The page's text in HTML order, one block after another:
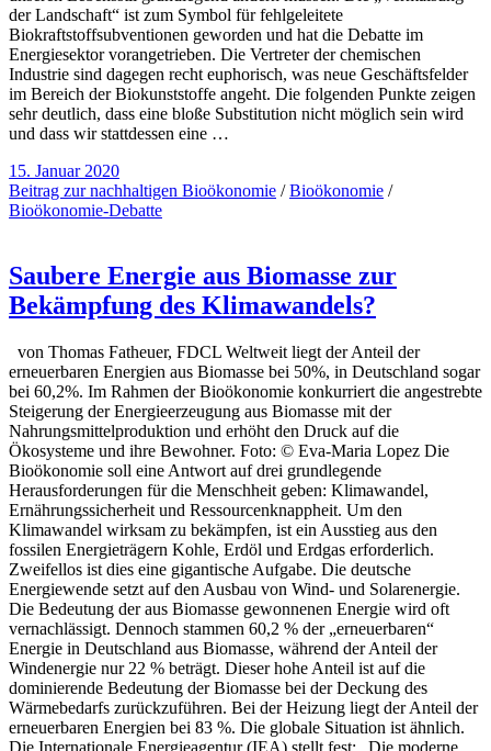
der Landschaft“ ist zum Symbol für fehlgeleitete
Biokraftstoffsubventionen geworden und hat die Debatte im
Energiesektor vorangetrieben. Die Vertreter der chemischen
Industrie sind dagegen recht euphorisch, was neue Geschäftsfelder
im Bereich der Biokunststoffe angeht. Die folgenden Punkte zeigen
sehr deutlich, dass eine bloße Substitution nicht möglich sein wird
und dass wir stattdessen eine …
15. Januar 2020
Beitrag zur nachhaltigen Bioökonomie /Bioökonomie /
Bioökonomie-Debatte
Saubere Energie aus Biomasse zur
Bekämpfung des Klimawandels?
von Thomas Fatheuer, FDCL Weltweit liegt der Anteil der
erneuerbaren Energien aus Biomasse bei 50%, in Deutschland sogar
bei 60,2%. Im Rahmen der Bioökonomie konkurriert die angestrebte
Steigerung der Energieerzeugung aus Biomasse mit der
Nahrungsmittelproduktion und erhöht den Druck auf die
Ökosysteme und ihre Bewohner. Foto: © Eva-Maria Lopez Die
Bioökonomie soll eine Antwort auf drei grundlegende
Herausforderungen für die Menschheit geben: Klimawandel,
Ernährungssicherheit und Ressourcenknappheit. Um den
Klimawandel wirksam zu bekämpfen, ist ein Ausstieg aus den
fossilen Energieträgern Kohle, Erdöl und Erdgas erforderlich.
Zweifellos ist dies eine gigantische Aufgabe. Die deutsche
Energiewende setzt auf den Ausbau von Wind- und Solarenergie.
Die Bedeutung der aus Biomasse gewonnenen Energie wird oft
vernachlässigt. Dennoch stammen 60,2 % der „erneuerbaren“
Energie in Deutschland aus Biomasse, während der Anteil der
Windenergie nur 22 % beträgt. Dieser hohe Anteil ist auf die
dominierende Bedeutung der Biomasse bei der Deckung des
Wärmebedarfs zurückzuführen. Bei der Heizung liegt der Anteil der
erneuerbaren Energien bei 83 %. Die globale Situation ist ähnlich.